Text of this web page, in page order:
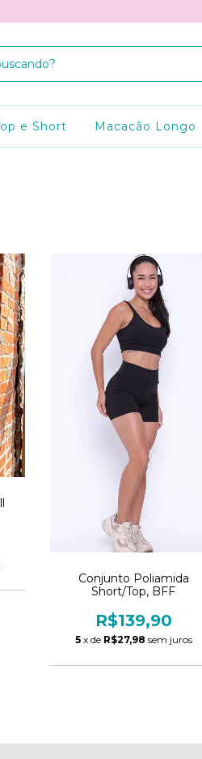
e Short Macacão Longo
Conjunto Poliamida
Short/Top, BFF
R$139,90
5 x de R$27,98 sem juros